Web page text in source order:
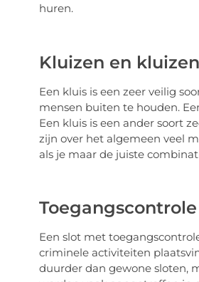
huren.
Kluizen en kluizen
Een kluis is een zeer veilig
mensen buiten te houden.
Een kluis is een ander soort
zijn over het algemeen veel
als je maar de juiste
Een slot met
criminele activiteiten
duurder dan gewone sloten,